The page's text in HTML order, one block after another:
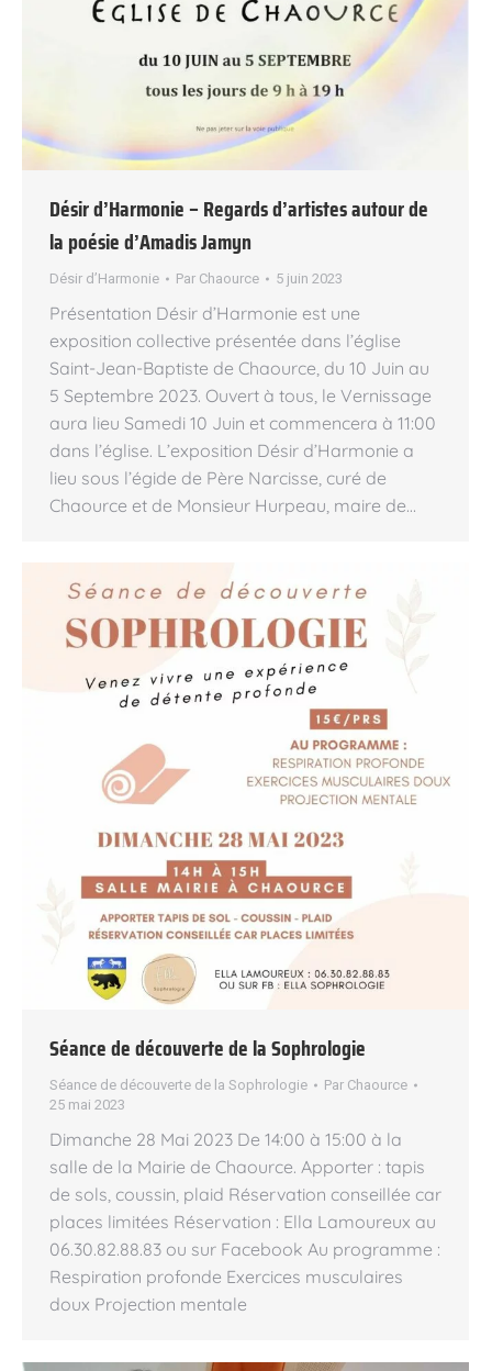
Désir d’Harmonie – Regards d’artistes autour de
la poésie d’Amadis Jamyn
Désir d’Harmonie Par Chaource 5 juin 2023
Présentation Désir d’Harmonie est une
exposition collective présentée dans l’église
Saint-Jean-Baptiste de Chaource, du 10 Juin au
5 Septembre 2023. Ouvert à tous, le Vernissage
aura lieu Samedi 10 Juin et commencera à 11:00
dans l’église. L’exposition Désir d’Harmonie a
lieu sous l’égide de Père Narcisse, curé de
Chaource et de Monsieur Hurpeau, maire de…
Séance de découverte de la Sophrologie
Séance de découverte de la Sophrologie Par Chaource
25 mai 2023
Dimanche 28 Mai 2023 De 14:00 à 15:00 à la
salle de la Mairie de Chaource. Apporter : tapis
de sols, coussin, plaid Réservation conseillée car
places limitées Réservation : Ella Lamoureux au
06.30.82.88.83 ou sur Facebook Au programme :
Respiration profonde Exercices musculaires
doux Projection mentale